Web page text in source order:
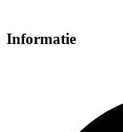
Informatie